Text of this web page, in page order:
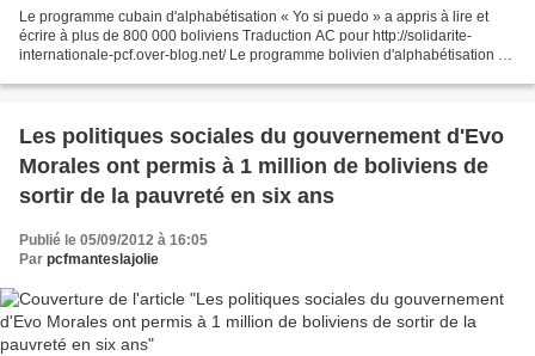
Le programme cubain d'alphabétisation « Yo si puedo » a appris à lire et
écrire à plus de 800 000 boliviens Traduction AC pour http://solidarite-
internationale-pcf.over-blog.net/ Le programme bolivien d'alphabétisation a
Les politiques sociales du gouvernement d'Evo
Morales ont permis à 1 million de boliviens de
sortir de la pauvreté en six ans
Publié le 05/09/2012 à 16:05
Par pcfmanteslajolie